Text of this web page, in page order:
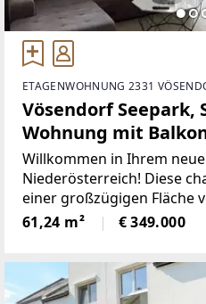
ETAGENWOHNUNG 2331
Vösendorf Seepark,
Wohnung mit
Willkommen in Ihrem
Niederösterreich! Diese
einer großzügigen Fläche
alles, was Sie für ein
Wohnen brauchen.Für
61,24 m² € 349.000